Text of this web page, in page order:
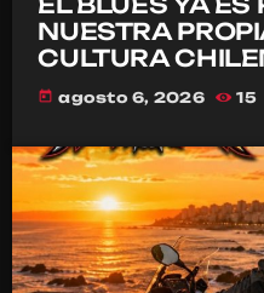
NUESTRA
CULTURA
today agosto 6, 2026 15